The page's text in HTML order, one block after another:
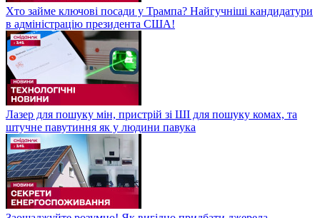
Хто займе ключові посади у Трампа? Найгучніші кандидатури
в адміністрацію президента США!
Лазер для пошуку мін, пристрій зі ШІ для пошуку комах, та
штучне павутиння як у людини павука